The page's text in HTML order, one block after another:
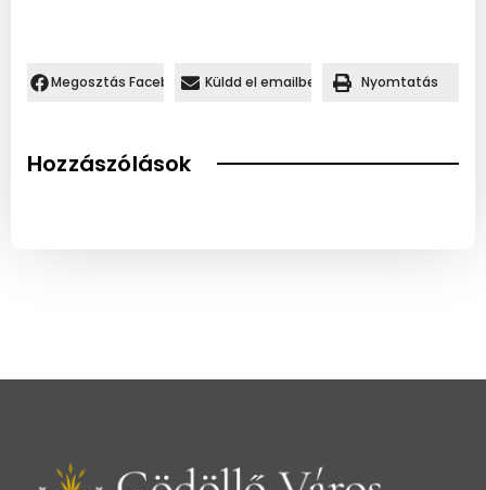
Megosztás Facebookon.Küldd el emailben Nyomtatás
Hozzászólások